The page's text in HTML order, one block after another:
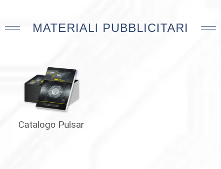
MATERIALI PUBBLICITARI
Catalogo Pulsar